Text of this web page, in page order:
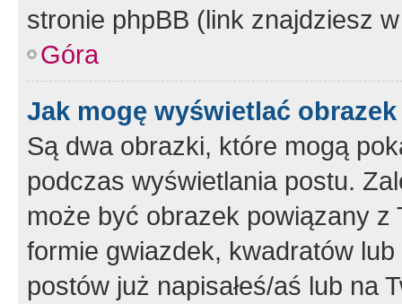
stronie phpBB (link znajdziesz
Góra
Jak mogę wyświetlać
Są dwa obrazki, które mogą
podczas wyświetlania postu.
może być obrazek powiązany z
formie gwiazdek, kwadratów
postów już napisałeś/aś lub na